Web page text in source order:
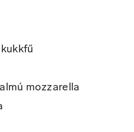
mozzarella